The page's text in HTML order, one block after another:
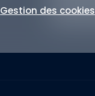
Gestion des cookies